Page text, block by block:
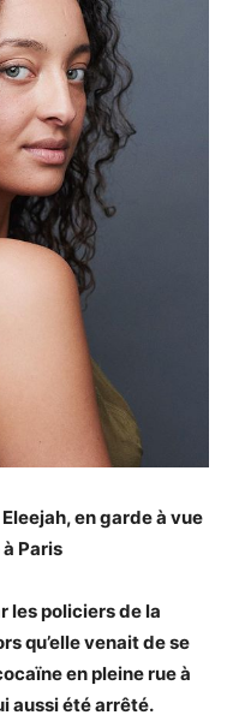
en garde à vue
Paris
les policiers de la
qu’elle venait de se
en pleine rue à
aussi été arrêté.